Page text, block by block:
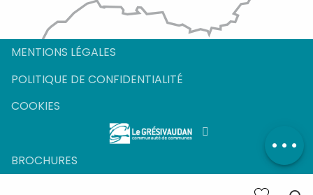
MENTIONS LÉGALES
POLITIQUE DE CONFIDENTIALITÉ
COOKIES
BROCHURES